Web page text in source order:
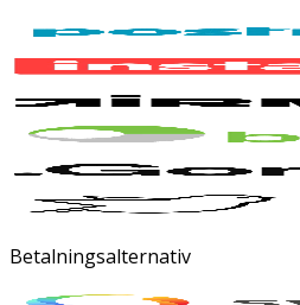
Betalningsalternativ